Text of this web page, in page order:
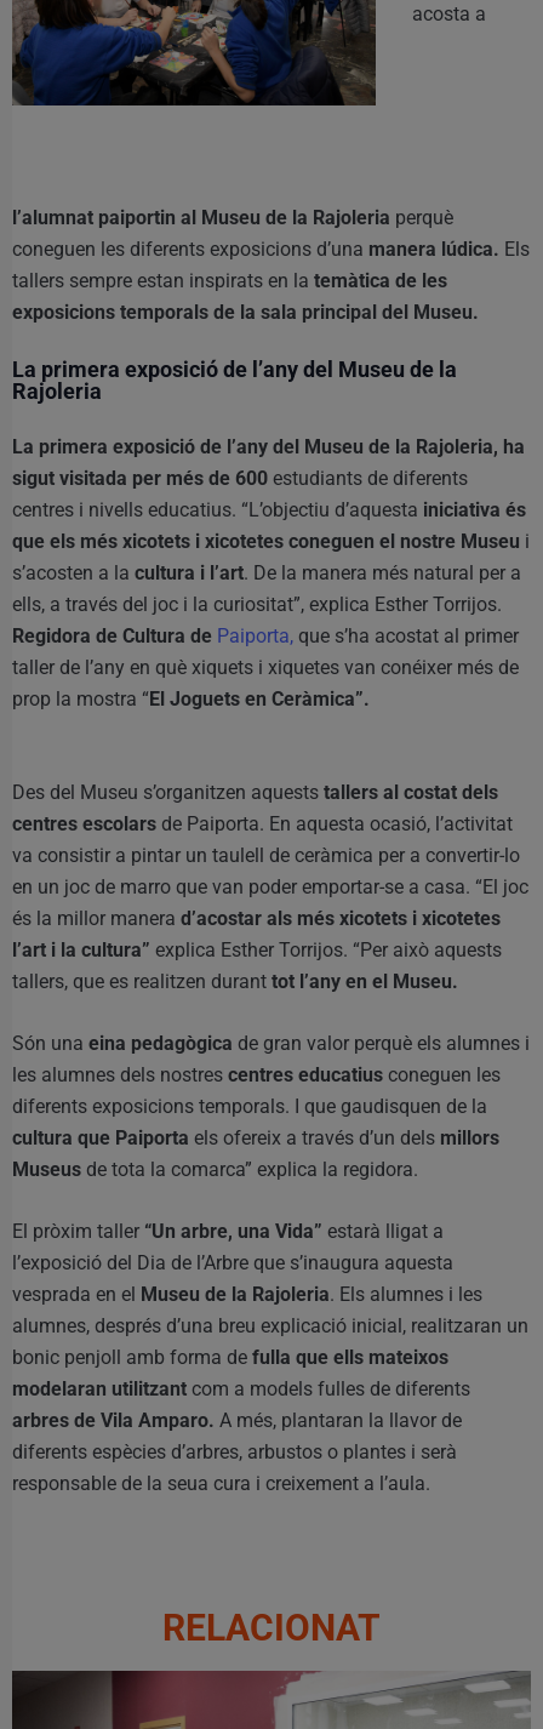
acosta a
l’alumnat paiportin al Museu de la Rajoleria perquè
coneguen les diferents exposicions d’una manera lúdica. Els
tallers sempre estan inspirats en la temàtica de les
exposicions temporals de la sala principal del Museu.
La primera exposició de l’any del Museu de la
Rajoleria
La primera exposició de l’any del Museu de la Rajoleria, ha
sigut visitada per més de 600 estudiants de diferents
centres i nivells educatius. “L’objectiu d’aquesta iniciativa és
que els més xicotets i xicotetes coneguen el nostre Museu i
s’acosten a la cultura i l’art. De la manera més natural per a
ells, a través del joc i la curiositat”, explica Esther Torrijos.
Regidora de Cultura de Paiporta, que s’ha acostat al primer
taller de l’any en què xiquets i xiquetes van conéixer més de
prop la mostra “El Joguets en Ceràmica”.
Des del Museu s’organitzen aquests tallers al costat dels
centres escolars de Paiporta. En aquesta ocasió, l’activitat
va consistir a pintar un taulell de ceràmica per a convertir-lo
en un joc de marro que van poder emportar-se a casa. “El joc
és la millor manera d’acostar als més xicotets i xicotetes
l’art i la cultura” explica Esther Torrijos. “Per això aquests
tallers, que es realitzen durant tot l’any en el Museu.
Són una eina pedagògica de gran valor perquè els alumnes i
les alumnes dels nostres centres educatius coneguen les
diferents exposicions temporals. I que gaudisquen de la
cultura que Paiporta els ofereix a través d’un dels millors
Museus de tota la comarca” explica la regidora.
El pròxim taller “Un arbre, una Vida” estarà lligat a
l’exposició del Dia de l’Arbre que s’inaugura aquesta
vesprada en el Museu de la Rajoleria. Els alumnes i les
alumnes, després d’una breu explicació inicial, realitzaran un
bonic penjoll amb forma de fulla que ells mateixos
modelaran utilitzant com a models fulles de diferents
arbres de Vila Amparo. A més, plantaran la llavor de
diferents espècies d’arbres, arbustos o plantes i serà
responsable de la seua cura i creixement a l’aula.
RELACIONAT